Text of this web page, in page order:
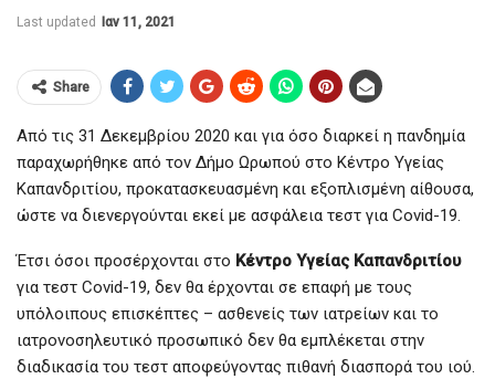
Last updated Ιαν 11, 2021
Share
Από τις 31 Δεκεμβρίου 2020 και για όσο διαρκεί η πανδημία
παραχωρήθηκε από τον Δήμο Ωρωπού στο Κέντρο Υγείας
Καπανδριτίου, προκατασκευασμένη και εξοπλισμένη αίθουσα,
ώστε να διενεργούνται εκεί με ασφάλεια τεστ για Covid-19.
Έτσι όσοι προσέρχονται στο Κέντρο Υγείας Καπανδριτίου
για τεστ Covid-19, δεν θα έρχονται σε επαφή με τους
υπόλοιπους επισκέπτες – ασθενείς των ιατρείων και το
ιατρονοσηλευτικό προσωπικό δεν θα εμπλέκεται στην
διαδικασία του τεστ αποφεύγοντας πιθανή διασπορά του ιού.